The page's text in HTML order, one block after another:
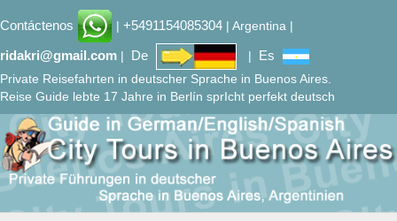
Contáctenos | +5491154085304 | Argentina |
ridakri@gmail.com | De | Es
Private Reisefahrten in deutscher Sprache in Buenos Aires.
Reise Guide lebte 17 Jahre in Berlín sprIcht perfekt deutsch